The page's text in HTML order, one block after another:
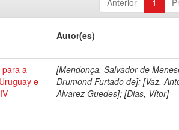
Anterior 1
Autor(es)
para a
e
[Mendonça, Salvador de
Drumond Furtado de]; [Vaz,
Alvarez Guedes]; [Dias, Vítor]